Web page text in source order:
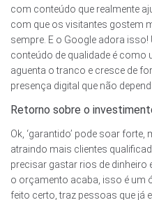
com conteúdo que realmente
com que os visitantes gostem
sempre. E o Google adora
conteúdo de qualidade é
aguenta o tranco e cresce de
presença digital que não
Retorno sobre o
Ok, ‘garantido’ pode soar
atraindo mais clientes
precisar gastar rios de
o orçamento acaba, isso é um
feito certo, traz pessoas que já